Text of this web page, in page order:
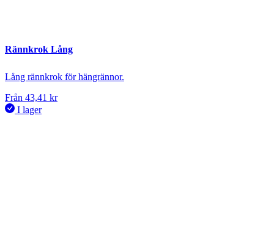
Rännkrok Lång
Lång rännkrok för hängrännor.
Från 43,41 kr
I lager